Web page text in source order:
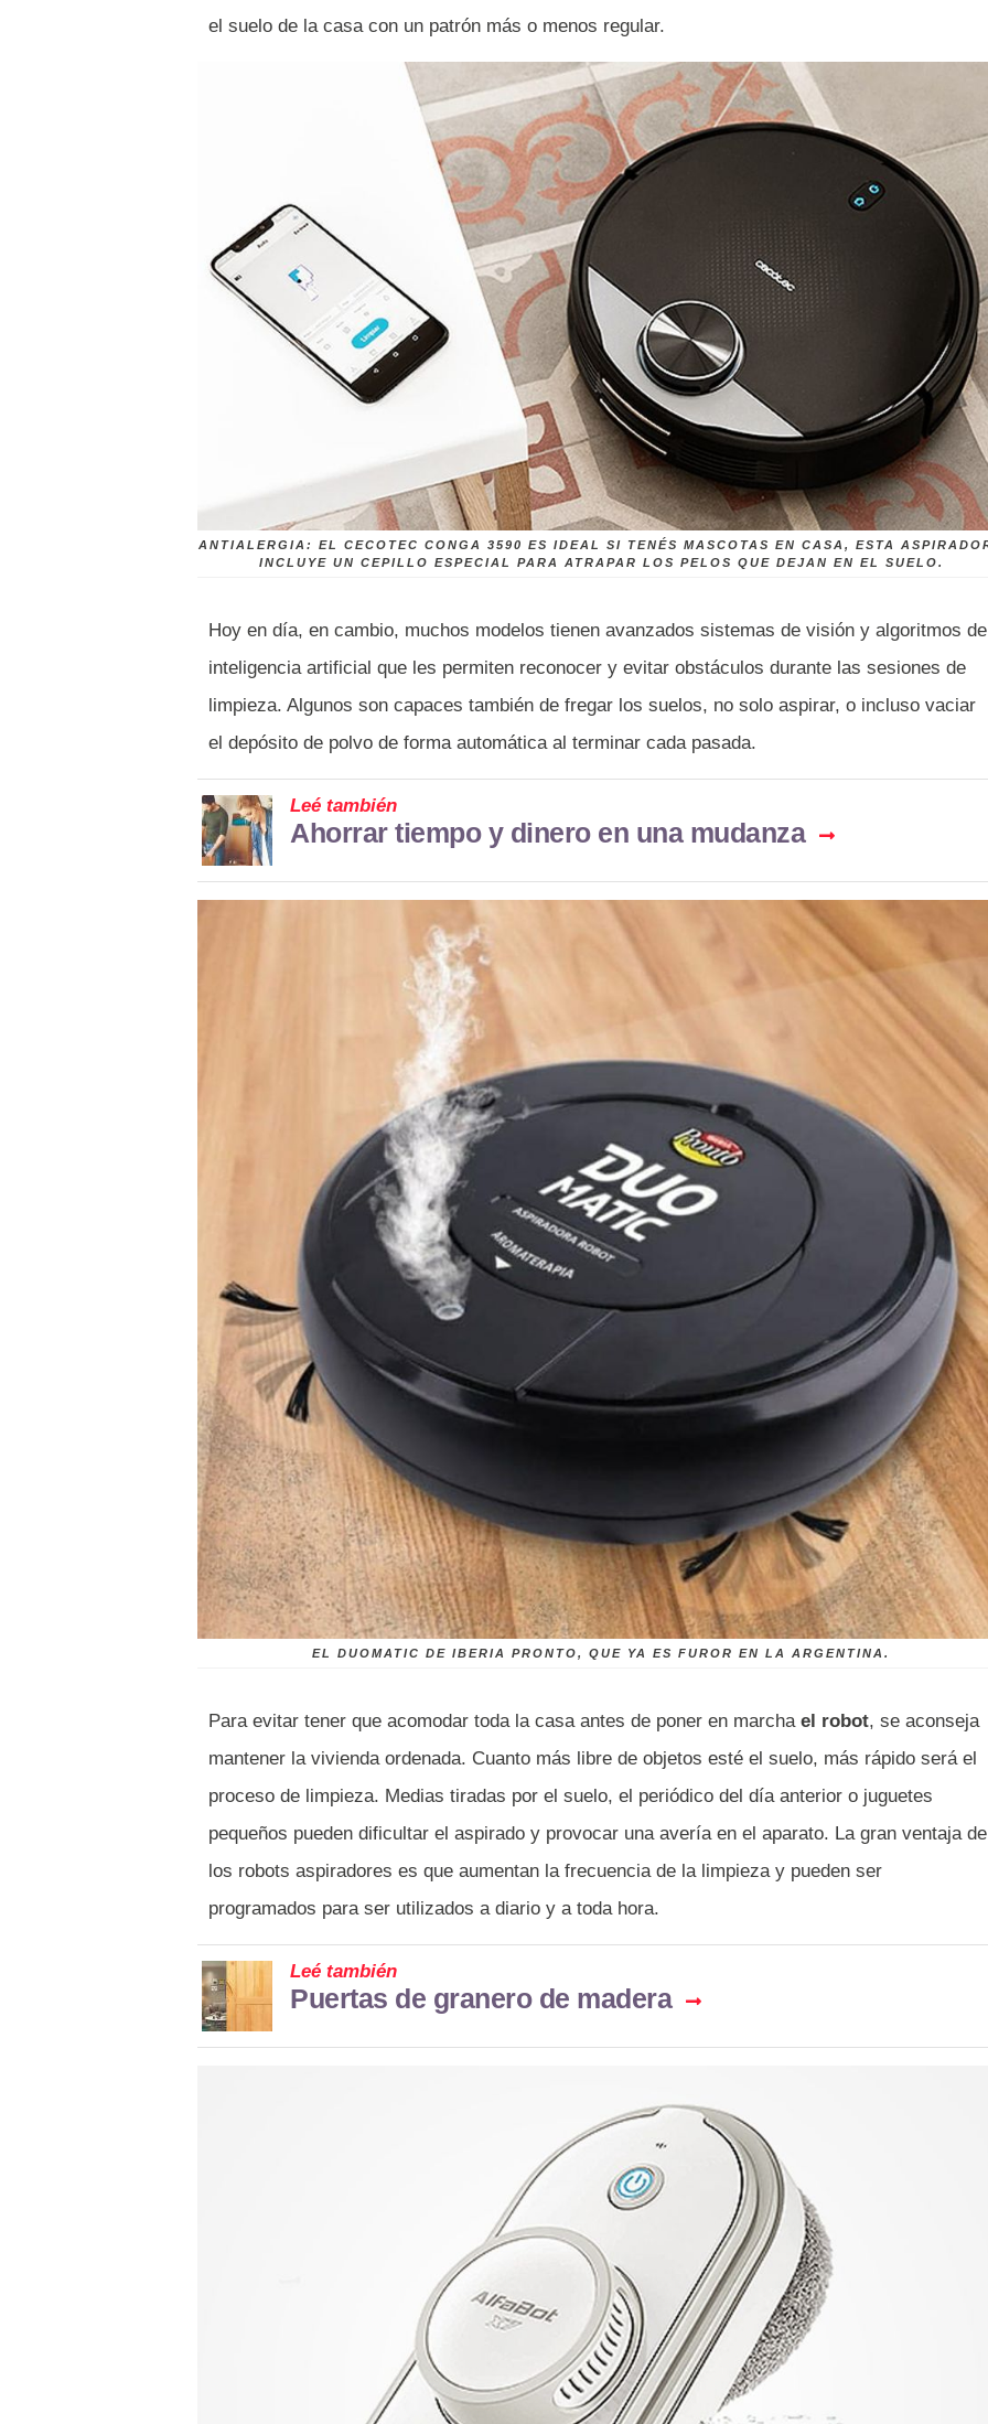
el suelo de la casa con un patrón más o menos regular.
ANTIALERGIA: EL CECOTEC CONGA 3590 ES IDEAL SI TENÉS MASCOTAS EN CASA, ESTA
INCLUYE UN CEPILLO ESPECIAL PARA ATRAPAR LOS PELOS QUE DEJAN EN EL SUELO.
Hoy en día, en cambio, muchos modelos tienen avanzados sistemas de visión y algoritmos de
inteligencia artificial que les permiten reconocer y evitar obstáculos durante las sesiones de
limpieza. Algunos son capaces también de fregar los suelos, no solo aspirar, o incluso vaciar
el depósito de polvo de forma automática al terminar cada pasada.
Leé también
Ahorrar tiempo y dinero en una mudanza
EL DUOMATIC DE IBERIA PRONTO, QUE YA ES FUROR EN LA ARGENTINA.
Para evitar tener que acomodar toda la casa antes de poner en marchael robot, se aconseja
mantener la vivienda ordenada. Cuanto más libre de objetos esté el suelo, más rápido será el
proceso de limpieza. Medias tiradas por el suelo, el periódico del día anterior o juguetes
pequeños pueden dificultar el aspirado y provocar una avería en el aparato. La gran ventaja de
los robots aspiradores es que aumentan la frecuencia de la limpieza y pueden ser
programados para ser utilizados a diario y a toda hora.
Leé también
Puertas de granero de madera